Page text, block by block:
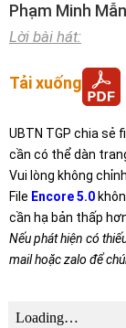
Phạm Minh Mẫn
Lời bài hát:
Tải xuống
UBTN TGP chia sẻ
cần có thể dàn
Vui lòng không
File Encore 5.0
cần hạ bản thấp
Nếu phát hiện có
mail hoặc zalo để